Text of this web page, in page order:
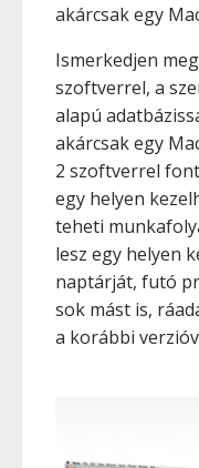
akárcsak egy
Ismerkedjen
szoftverrel, a
alapú
akárcsak egy
2 szoftverrel
egy helyen
teheti
lesz egy helyen
naptárját, futó
sok mást is,
a korábbi